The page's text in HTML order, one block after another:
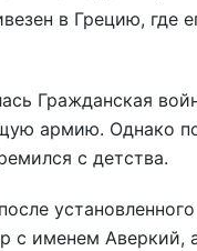
в Грецию, где
Гражданская
армию. Однако
с детства.
с именем Аверкий,